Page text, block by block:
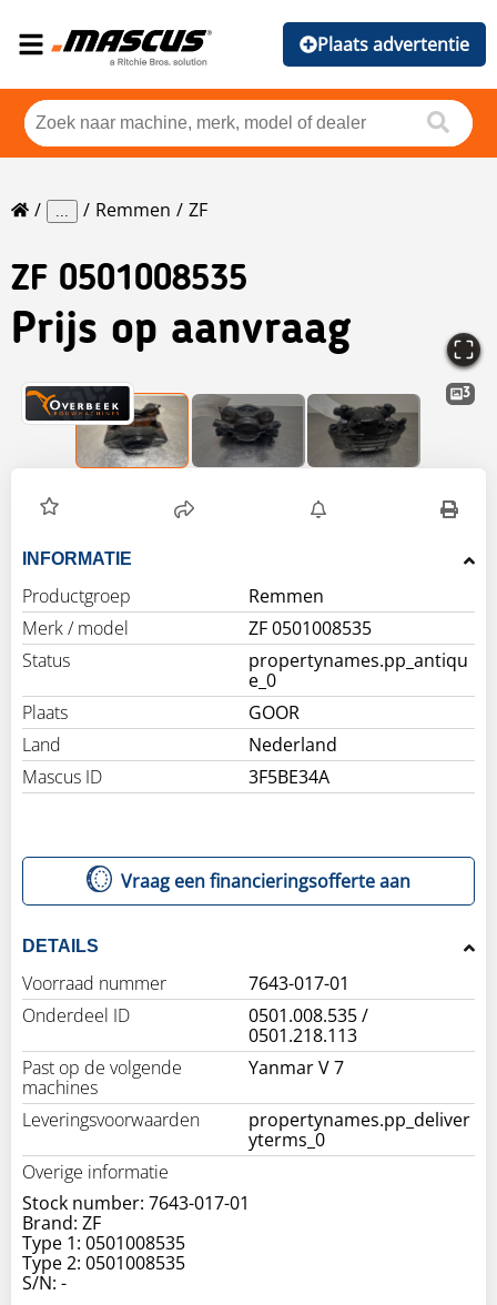
Plaats advertentie
... Remmen ZF
ZF 0501008535
Prijs op aanvraag
3
INFORMATIE
Productgroep
Remmen
Merk / model
ZF 0501008535
Status
propertynames.pp_antiqu
e_0
Plaats
GOOR
Land
Nederland
Mascus ID
3F5BE34A
Vraag een financieringsofferte aan
DETAILS
Voorraad nummer
7643-017-01
Onderdeel ID
0501.008.535 /
0501.218.113
Past op de volgende
machines
Yanmar V 7
Leveringsvoorwaarden
propertynames.pp_deliver
yterms_0
Overige informatie
Stock number: 7643-017-01
Brand: ZF
Type 1: 0501008535
Type 2: 0501008535
S/N: -